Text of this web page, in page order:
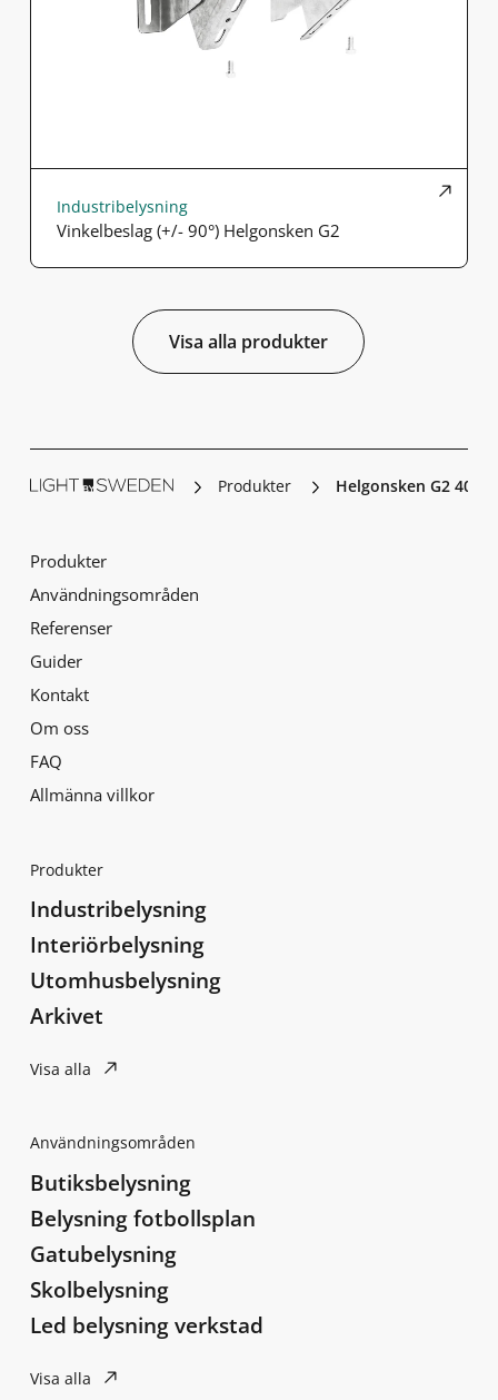
Industribelysning
Vinkelbeslag (+/- 90°) Helgonsken G2
Visa alla produkter
Produkter Helgonsken G2
Produkter
Användningsområden
Referenser
Guider
Kontakt
Om oss
FAQ
Allmänna villkor
Produkter
Industribelysning
Interiörbelysning
Utomhusbelysning
Arkivet
Visa alla
Användningsområden
Butiksbelysning
Belysning fotbollsplan
Gatubelysning
Skolbelysning
Led belysning verkstad
Visa alla